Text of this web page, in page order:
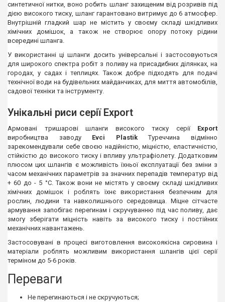
синтетичної нитки, воно робить шланг захищеним від розривів під
дією високого тиску, шланг гарантовано витримує до 6 атмосфер.
Внутрішній гладкий шар не містить у своєму складі шкідливих
хімічних домішок, а також не створює опору потоку рідини
всередині шланга.
У використанні ці шланги досить універсальні і застосовуються
для широкого спектра робіт з поливу на присадибних ділянках, на
городах, у садах і теплицях. Також добре підходять для подачі
технічної води на будівельних майданчиках, для миття автомобілів,
садової техніки та інструменту.
Унікальні риси серії Export
Армовані тришарові шланги високого тиску серії Export
виробництва заводу Evci PlastikТуреччина відмінно
зарекомендували себе своєю надійністю, міцністю, еластичністю,
стійкістю до високого тиску і впливу ультрафіолету. Додатковим
плюсом цих шлангів є можливість їхньої експлуатації без зміни з
часом механічних параметрів за значних перепадів температур від
+ 60 до - 5 °C. Також вони не містять у своєму складі шкідливих
хімічних домішок і роблять їхнє використання безпечним для
рослин, людини та навколишнього середовища. Міцне сітчасте
армування запобігає перегинам і скручуванню під час поливу, дає
змогу зберігати міцність навіть за високого тиску і постійних
механічних навантажень.
Застосовувані в процесі виготовлення високоякісна сировина і
матеріали роблять можливим використання шлангів цієї серії
терміном до 5-6 років.
Переваги
Не перегинаються і не скручуються;